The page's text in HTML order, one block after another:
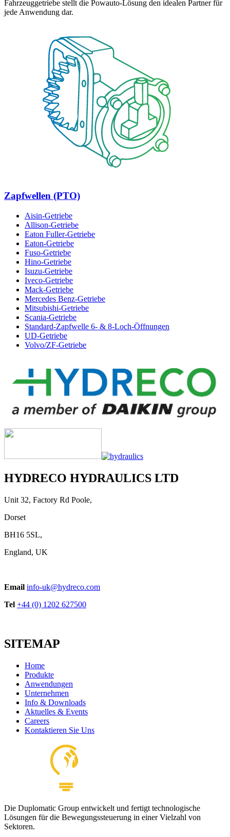
Fahrzeuggetriebe stellt die Powauto-Lösung den idealen Partner für
jede Anwendung dar.
Zapfwellen (PTO)
Aisin-Getriebe
Allison-Getriebe
Eaton Fuller-Getriebe
Eaton-Getriebe
Fuso-Getriebe
Hino-Getriebe
Isuzu-Getriebe
Iveco-Getriebe
Mack-Getriebe
Mercedes Benz-Getriebe
Mitsubishi-Getriebe
Scania-Getriebe
Standard-Zapfwelle 6- & 8-Loch-Öffnungen
UD-Getriebe
Volvo/ZF-Getriebe
HYDRECO HYDRAULICS LTD
Unit 32, Factory Rd Poole,
Dorset
BH16 5SL,
England, UK
Email info-uk@hydreco.com
Tel +44 (0) 1202 627500
SITEMAP
Home
Produkte
Anwendungen
Unternehmen
Info & Downloads
Aktuelles & Events
Careers
Kontaktieren Sie Uns
Die Duplomatic Group entwickelt und fertigt technologische
Lösungen für die Bewegungssteuerung in einer Vielzahl von
Sektoren.